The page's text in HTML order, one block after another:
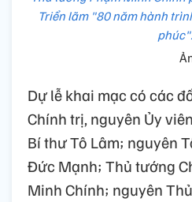
Triển lãm "80 năm hành
phúc".
Dự lễ khai mạc có các
Chính trị, nguyên Ủy
Bí thư Tô Lâm; nguyên
Đức Mạnh; Thủ tướng
Minh Chính; nguyên